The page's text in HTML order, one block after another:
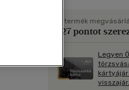
A termék
127 pontot
Legyen
visszajár.